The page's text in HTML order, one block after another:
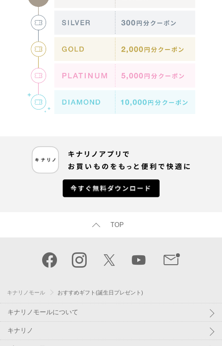
TOP
キナリノモール おすすめギフト(誕生日プレゼント)
キナリノモールについて
キナリノ